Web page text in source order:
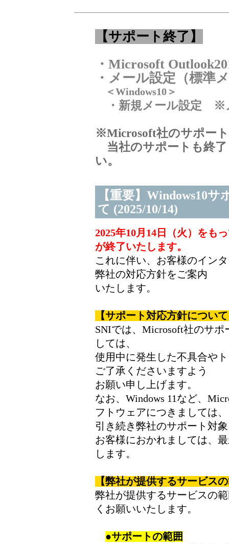
【サポート終了】
・Microsoft
・メール設定（標
＜Windows10＞
・新規メール設定 ※
※Microsoft社のサポー
当社のサポートも終
い。
【重要】Windows10
て (2025/10/14)
2025年10月14日（火）をも
が終了いたします。
これに伴い、お客様のイン
弊社の対応方針をご案内
いたします。
【サポート対応方針につい
SNIでは、Microsoft社のサ
しては、
使用中に発生した不具合や
ご了承くださいますよう
お願い申し上げます。
なお、Windows 11など、
フトウェアにつきましては、
引き続き弊社のサポート対
お客様におかれましては、
します。
【弊社が提供するサービス
弊社が提供するサービスの
くお願いいたします。
●サポートの範囲